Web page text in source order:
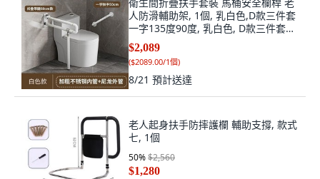
人防滑輔助架, 1個, 乳白色,D款三件套
一字135度90度, 乳白色, D款三件套一
字135度90度
$2,089
($2089.00/1個)
8/21 預計送達
老人起身扶手防摔護欄 輔助支撐, 款式
七, 1個
50%$2,560
$1,280